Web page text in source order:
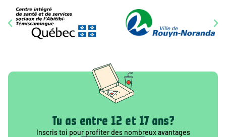
Tu as entre 12 et 17 ans?
Inscris toi pour profiter des nombreux avantages